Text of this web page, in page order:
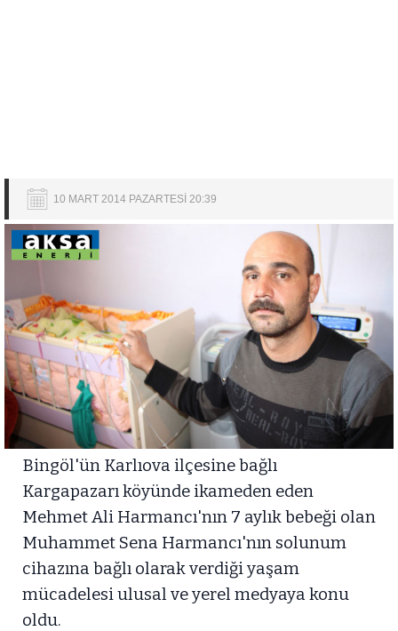
10 MART 2014 PAZARTESİ 20:39
Bingöl'ün Karlıova ilçesine bağlı
Kargapazarı köyünde ikameden eden
Mehmet Ali Harmancı'nın 7 aylık bebeği olan
Muhammet Sena Harmancı'nın solunum
cihazına bağlı olarak verdiği yaşam
mücadelesi ulusal ve yerel medyaya konu
oldu.